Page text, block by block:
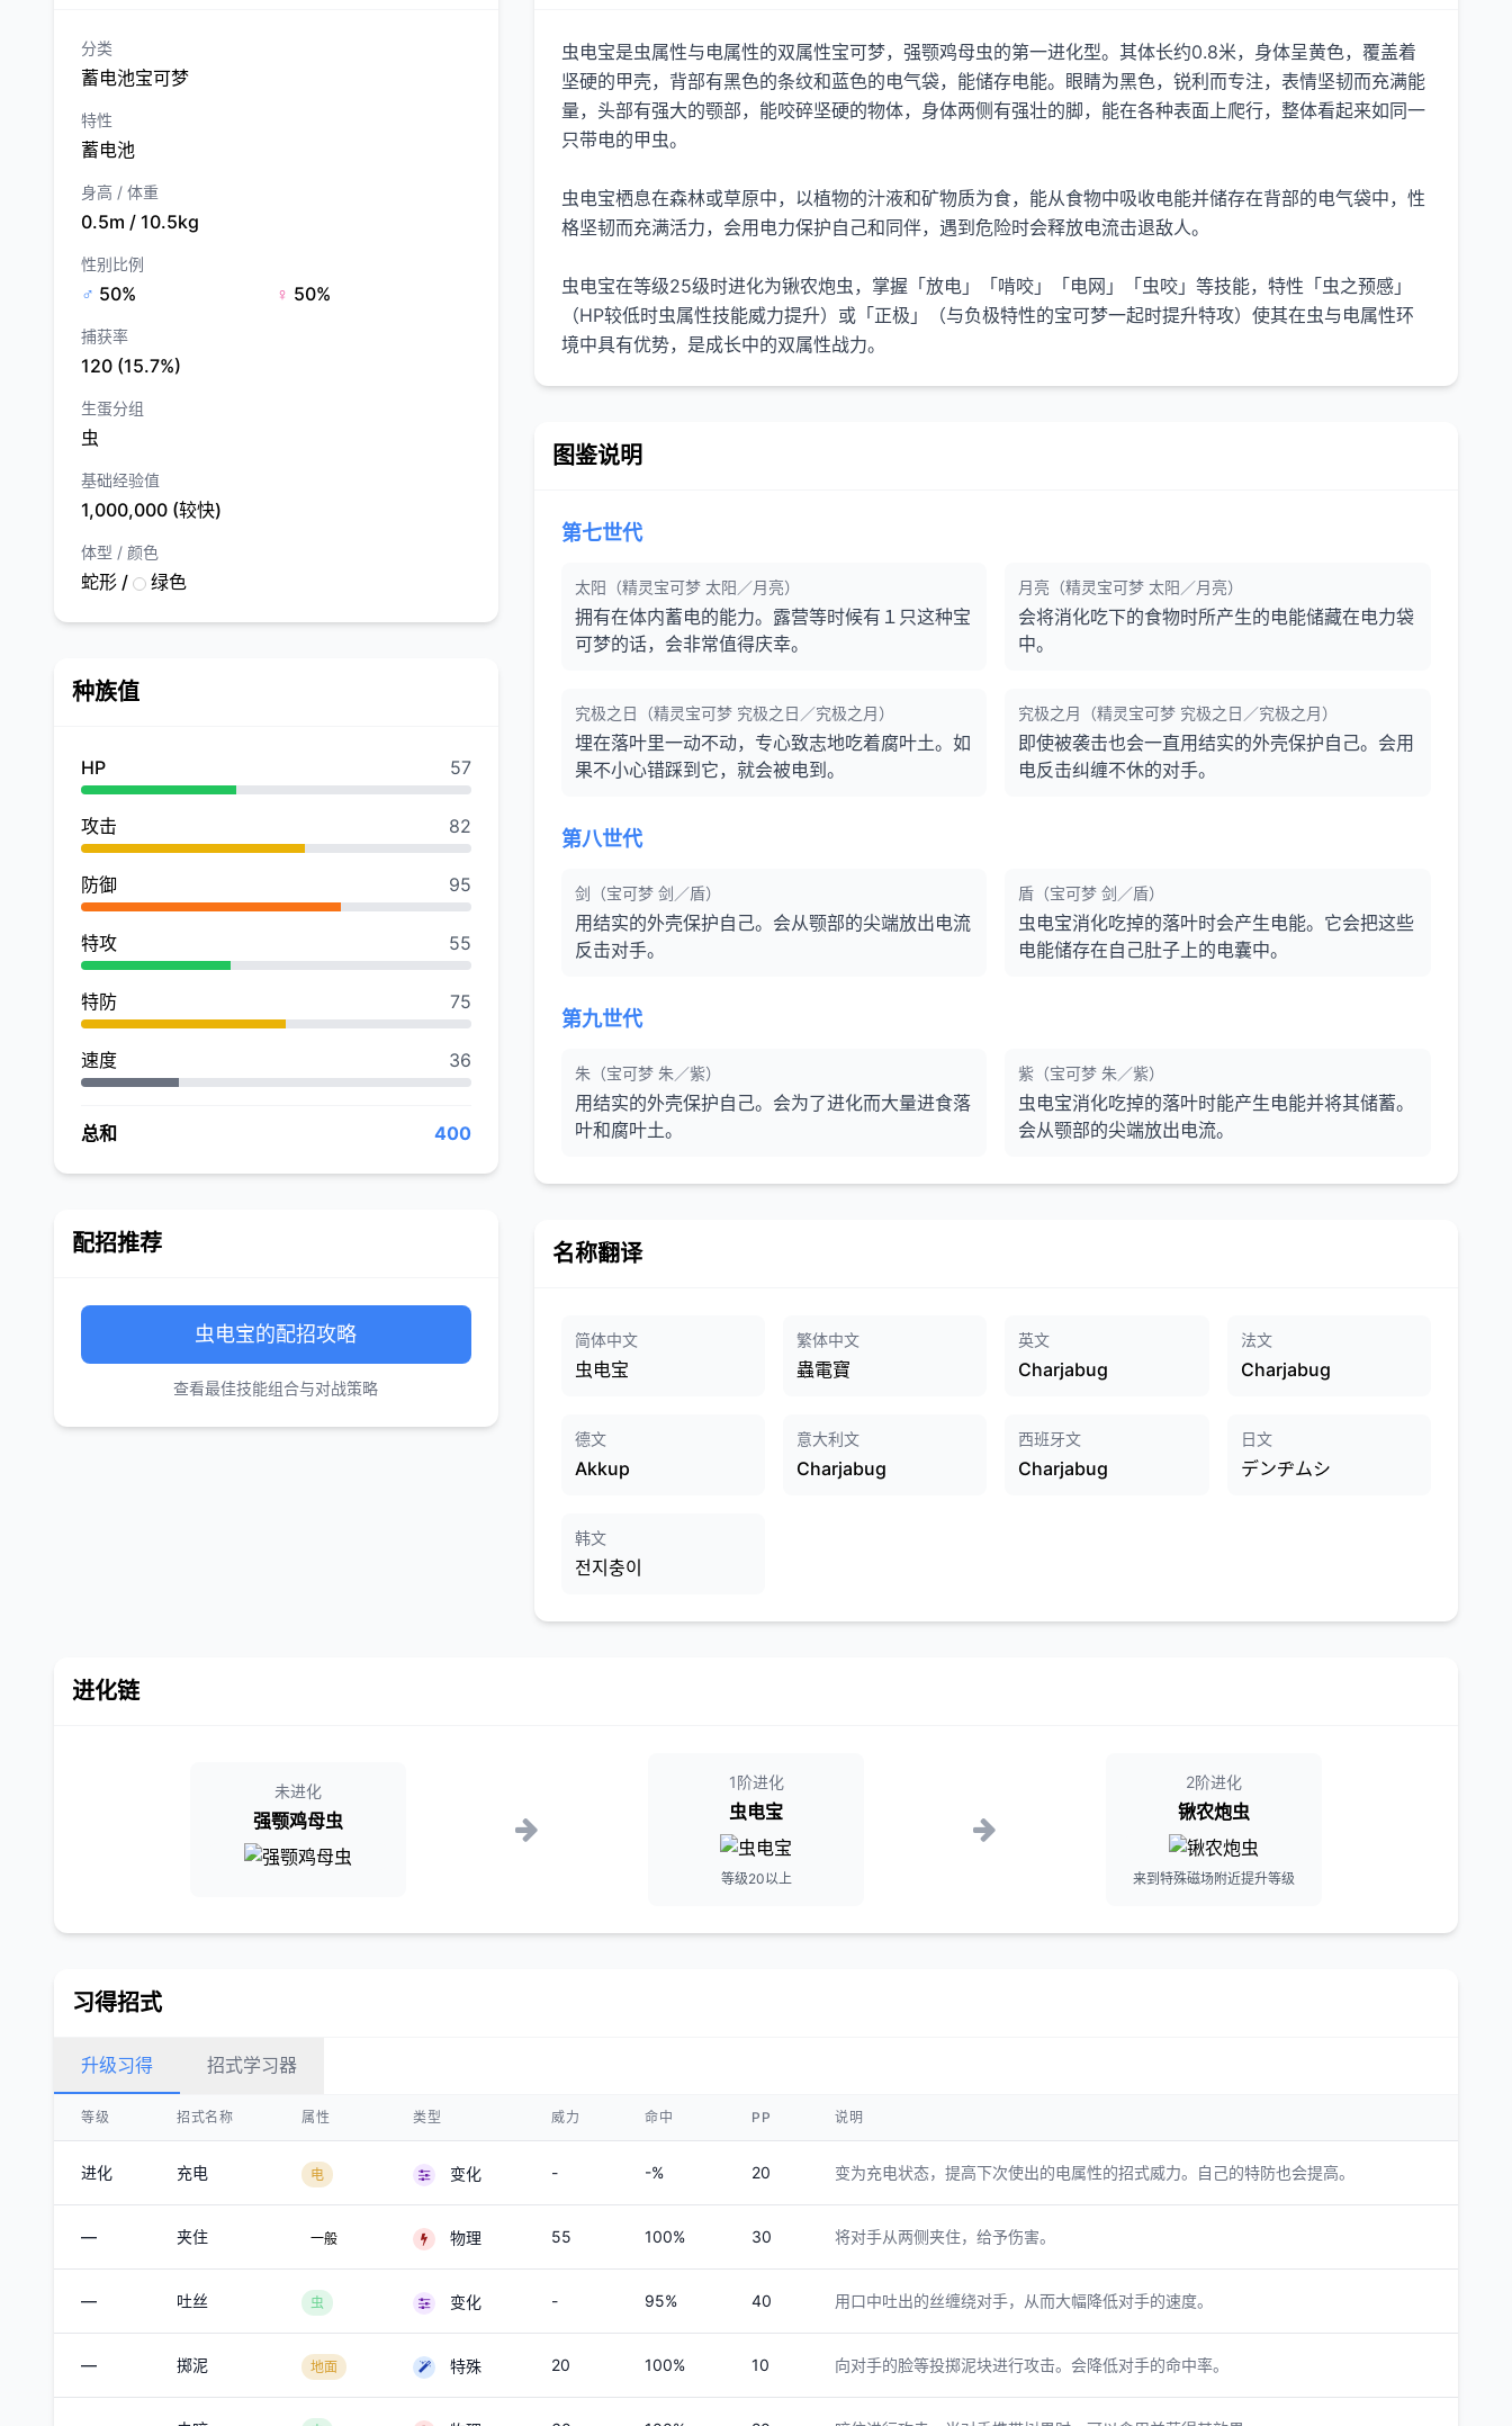
分类
蓄电池宝可梦
特性
蓄电池
身高 / 体重
0.5m / 10.5kg
性别比例
♂ 50% ♀ 50%
捕获率
120 (15.7%)
生蛋分组
虫
基础经验值
1,000,000 (较快)
体型 / 颜色
蛇形 / 绿色
种族值
HP 57
攻击 82
防御 95
特攻 55
特防 75
速度 36
总和 400
配招推荐
虫电宝的配招攻略
查看最佳技能组合与对战策略
虫电宝是虫属性与电属性的双属性宝可梦，强颚鸡母虫的第一进化型。其体长约0.8米，身体呈黄色，覆盖着
坚硬的甲壳，背部有黑色的条纹和蓝色的电气袋，能储存电能。眼睛为黑色，锐利而专注，表情坚韧而充满能
量，头部有强大的颚部，能咬碎坚硬的物体，身体两侧有强壮的脚，能在各种表面上爬行，整体看起来如同一
只带电的甲虫。
虫电宝栖息在森林或草原中，以植物的汁液和矿物质为食，能从食物中吸收电能并储存在背部的电气袋中，性
格坚韧而充满活力，会用电力保护自己和同伴，遇到危险时会释放电流击退敌人。
虫电宝在等级25级时进化为锹农炮虫，掌握「放电」「啃咬」「电网」「虫咬」等技能，特性「虫之预感」
（HP较低时虫属性技能威力提升）或「正极」（与负极特性的宝可梦一起时提升特攻）使其在虫与电属性环
境中具有优势，是成长中的双属性战力。
图鉴说明
第七世代
太阳（精灵宝可梦 太阳／月亮）
拥有在体内蓄电的能力。露营等时候有１只这种宝
可梦的话，会非常值得庆幸。
月亮（精灵宝可梦 太阳／月亮）
会将消化吃下的食物时所产生的电能储藏在电力袋
中。
究极之日（精灵宝可梦 究极之日／究极之月）
埋在落叶里一动不动，专心致志地吃着腐叶土。如
果不小心错踩到它，就会被电到。
究极之月（精灵宝可梦 究极之日／究极之月）
即使被袭击也会一直用结实的外壳保护自己。会用
电反击纠缠不休的对手。
第八世代
剑（宝可梦 剑／盾）
用结实的外壳保护自己。会从颚部的尖端放出电流
反击对手。
盾（宝可梦 剑／盾）
虫电宝消化吃掉的落叶时会产生电能。它会把这些
电能储存在自己肚子上的电囊中。
第九世代
朱（宝可梦 朱／紫）
用结实的外壳保护自己。会为了进化而大量进食落
叶和腐叶土。
紫（宝可梦 朱／紫）
虫电宝消化吃掉的落叶时能产生电能并将其储蓄。
会从颚部的尖端放出电流。
名称翻译
简体中文
虫电宝
繁体中文
蟲電寶
英文
Charjabug
法文
Charjabug
德文
Akkup
意大利文
Charjabug
西班牙文
Charjabug
日文
デンヂムシ
韩文
전지충이
进化链
未进化
强颚鸡母虫
1阶进化
虫电宝
等级20以上
2阶进化
锹农炮虫
来到特殊磁场附近提升等级
习得招式
升级习得 招式学习器
等级 招式名称 属性 类型 威力 命中 PP 说明
进化 充电 电 变化 - -% 20 变为充电状态，提高下次使出的电属性的招式威力。自己的特防也会提高。
— 夹住 一般 物理 55 100% 30 将对手从两侧夹住，给予伤害。
— 吐丝 虫 变化 - 95% 40 用口中吐出的丝缠绕对手，从而大幅降低对手的速度。
— 掷泥 地面 特殊 20 100% 10 向对手的脸等投掷泥块进行攻击。会降低对手的命中率。